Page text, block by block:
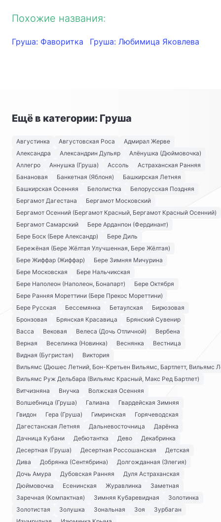
Похожие названия:
Груша: Фаворитка Груша: Любимица Яковлева
Ещё в категории: Груша
Августинка Августовская Роса
Адмирал Жерве
Александра
Александрин Дульяр
Алёнушка (Дюймовочка)
Аллегро
Аннушка (Груша) Ассоль
Астраханская Ранняя
Банановая
Банкетная (Яблоня)
Башкирская Летняя
Башкирская Осенняя
Белолистка
Белорусская Поздняя
Бергамот Дагестана
Бергамот Московский
Бергамот Осенний (Бергамот Красный, Бергамот Красный Осенний)
Бергамот Самарский
Бере Арданпон (Фердинант)
Бере Боск (Бере Александр)
Бере Диль
Бережёная (Бере Жёлтая Улучшенная, Бере Жёлтая)
Бере Жиффар (Жиффар)
Бере Зимняя Мичурина
Бере Московская
Бере Нальчикская
Бере Наполеон (Наполеон, Бонапарт)
Бере Октября
Бере Ранняя Мореттини (Бере Прекос Мореттини)
Бере Русская
Бессемянка Бетаулская
Бирюзовая
Бронзовая
Брянская Красавица
Брянский Сувенир
Васса
Вековая Велеса (Дочь Отличной)
Вербена
Верная
Веселинка (Новинка) Веснянка
Вестница
Видная (Бугристая)
Виктория
Вильямс (Дюшес Летний, Бон-Кретьен Вильямс, Бартлетт, Вильямс
Вильямс Руж Дельбара (Вильямс Красный, Макс Ред Бартлет)
Витчизняна
Внучка
Волжская Осенняя
Волшебница (Груша)
Галиана
Гвардейская Зимняя
Гвидон
Гера (Груша) Гимринская
Горячеводская
Дагестанская Летняя
Дальневосточница
Дарёнка
Дачница Кубани
Дебютантка Дево
Декабринка
Десертная (Груша)
Десертная Россошанская
Детская
Дива
Добрянка (Сентябрина)
Долгожданная (Элегия)
Дочь Амура
Дубовская Ранняя
Дуля Астраханская
Дюймовочка
Есенинская Журавлинка
Заметная
Заречная (Компактная)
Зимняя Кубаревидная
Золотинка
Золотистая
Золушка Зональная Зоя
Зурбаган